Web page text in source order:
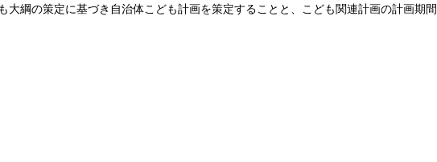
大綱の策定に基づき自治体こども計画を策定することと、こども関連計画の計画期